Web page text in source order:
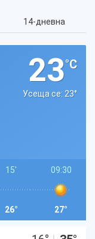
14-дневна
23°C
Усеща се: 23°
15'
26°
09:30
27°